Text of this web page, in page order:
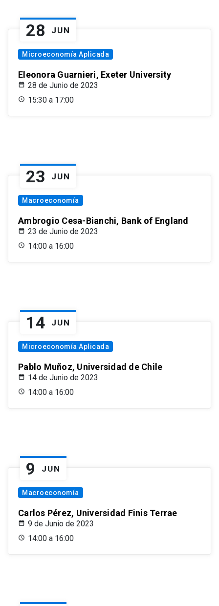
28 JUN
Microeconomía Aplicada
Eleonora Guarnieri, Exeter University
28 de Junio de 2023
15:30 a 17:00
23 JUN
Macroeconomía
Ambrogio Cesa-Bianchi, Bank of England
23 de Junio de 2023
14:00 a 16:00
14 JUN
Microeconomía Aplicada
Pablo Muñoz, Universidad de Chile
14 de Junio de 2023
14:00 a 16:00
9 JUN
Macroeconomía
Carlos Pérez, Universidad Finis Terrae
9 de Junio de 2023
14:00 a 16:00